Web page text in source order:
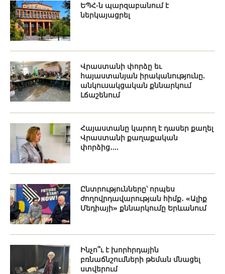
ԵՊՀ-ն պարզաբանում է
ներկայացրել
Վրաստանի փորձը եւ
հայաստանյան իրականությունը.
անկուսակցական քննարկում
Լճաշենում
Հայաստանը կարող է դասեր քաղել
Վրաստանի քաղաքական
փորձից․...
Ընտրությունները՝ որպես
ժողովրդավարության հիմք․ «Ալիք
Մեդիայի» քննարկումը Երևանում
Ինչո՞ւ է խորհրդային
բռնաճնշումների թեման մնացել
ստվերում